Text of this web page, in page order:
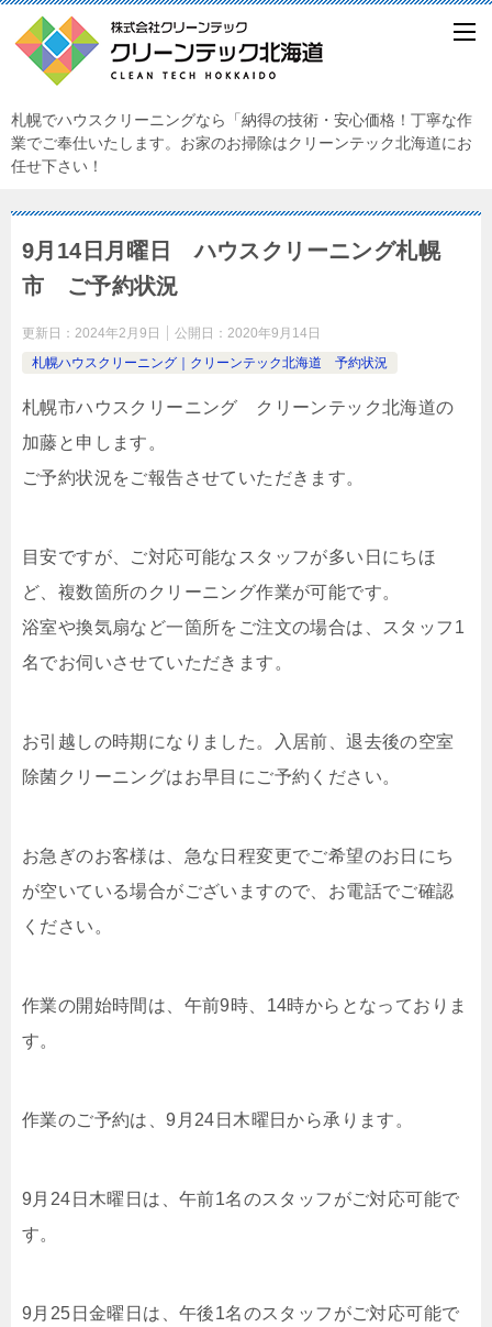
札幌でハウスクリーニングなら「納得の技術・安心価格！丁寧な作
業でご奉仕いたします。お家のお掃除はクリーンテック北海道にお
任せ下さい！
9月14日月曜日 ハウスクリーニング札幌
市 ご予約状況
更新日： 2024年2月9日 公開日： 2020年9月14日
札幌ハウスクリーニング｜クリーンテック北海道 予約状況
札幌市ハウスクリーニング クリーンテック北海道の
加藤と申します。
ご予約状況をご報告させていただきます。
目安ですが、ご対応可能なスタッフが多い日にちほ
ど、複数箇所のクリーニング作業が可能です。
浴室や換気扇など一箇所をご注文の場合は、スタッフ1
名でお伺いさせていただきます。
お引越しの時期になりました。入居前、退去後の空室
除菌クリーニングはお早目にご予約ください。
お急ぎのお客様は、急な日程変更でご希望のお日にち
が空いている場合がございますので、お電話でご確認
ください。
作業の開始時間は、午前9時、14時からとなっておりま
す。
作業のご予約は、9月24日木曜日から承ります。
9月24日木曜日は、午前1名のスタッフがご対応可能で
す。
9月25日金曜日は、午後1名のスタッフがご対応可能で